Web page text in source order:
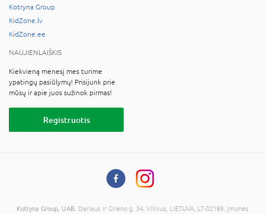
Kotryna Group
KidZone.lv
KidZone.ee
NAUJIENLAIŠKIS
Kiekvieną mėnesį mes turime
ypatingų pasiūlymų! Prisijunk prie
mūsų ir apie juos sužinok pirmas!
Registruotis
Kotryna Group, UAB , Dariaus ir Girėno g. 34, Vilnius, LIETUVA, LT-02189, Įmonės